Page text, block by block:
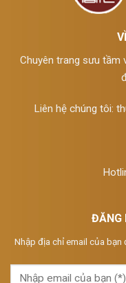
Chuyên trang sưu tầm
Liên hệ chúng tôi:
ĐĂNG
Nhập địa chỉ email của